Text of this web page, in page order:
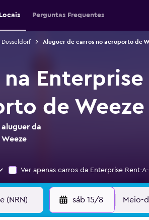
Locais Perguntas Frequentes
Aluguer de carros no aeroporto de
Enterprise
de Weeze
da
Ver apenas carros da Enterprise Rent-
sáb 15/8 Meio-